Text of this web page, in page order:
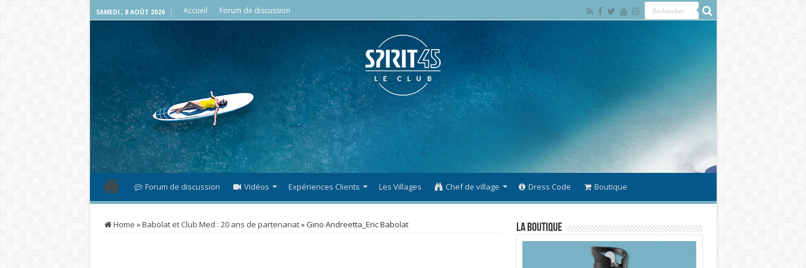
SAMEDI , 8 AOÛT 2026 Accueil Forum de discussion
Forum de discussion Vidéos Expériences Clients Les Villages Chef de village Dress Code Boutique
Home »Babolat et Club Med : 20 ans de partenariat»Gino Andreetta_Eric Babolat La Boutique